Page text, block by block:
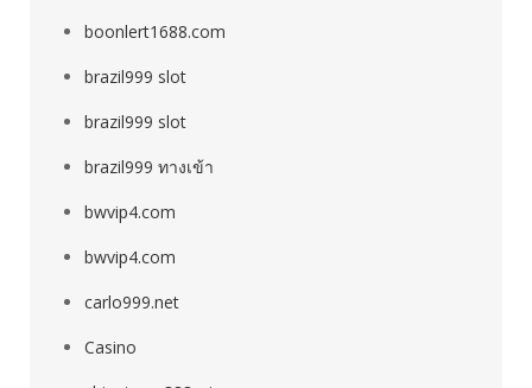
boonlert1688.com
brazil999 slot
brazil999 slot
brazil999 ทางเข้า
bwvip4.com
bwvip4.com
carlo999.net
Casino